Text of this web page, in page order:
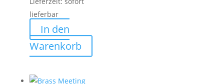
lieferbar
In den
Warenkorb